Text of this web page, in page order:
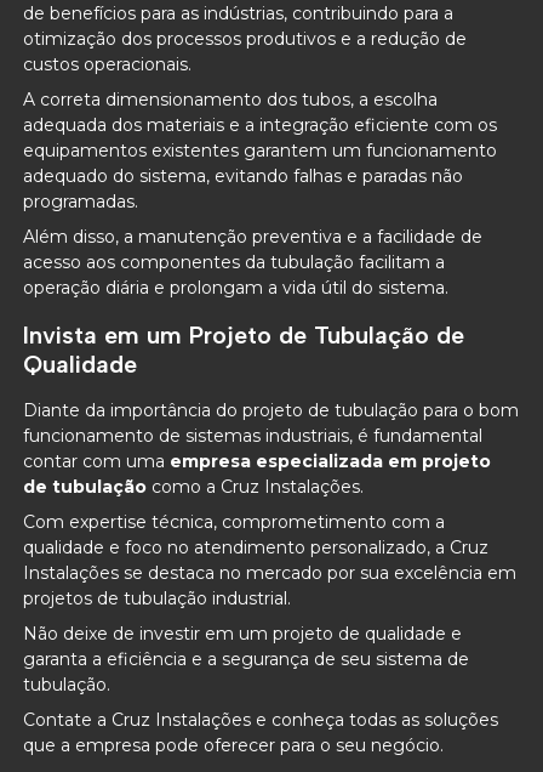
de benefícios para as indústrias, contribuindo para a
otimização dos processos produtivos e a redução de
custos operacionais.
A correta dimensionamento dos tubos, a escolha
adequada dos materiais e a integração eficiente com os
equipamentos existentes garantem um funcionamento
adequado do sistema, evitando falhas e paradas não
programadas.
Além disso, a manutenção preventiva e a facilidade de
acesso aos componentes da tubulação facilitam a
operação diária e prolongam a vida útil do sistema.
Invista em um Projeto de Tubulação de
Qualidade
Diante da importância do projeto de tubulação para o bom
funcionamento de sistemas industriais, é fundamental
contar com uma empresa especializada em projeto
de tubulação como a Cruz Instalações.
Com expertise técnica, comprometimento com a
qualidade e foco no atendimento personalizado, a Cruz
Instalações se destaca no mercado por sua excelência em
projetos de tubulação industrial.
Não deixe de investir em um projeto de qualidade e
garanta a eficiência e a segurança de seu sistema de
tubulação.
Contate a Cruz Instalações e conheça todas as soluções
que a empresa pode oferecer para o seu negócio.